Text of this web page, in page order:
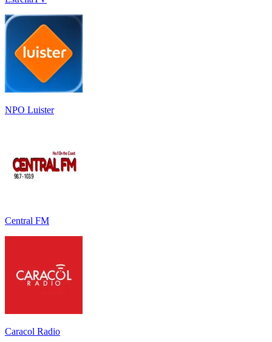
NPO Luister
Central FM
Caracol Radio